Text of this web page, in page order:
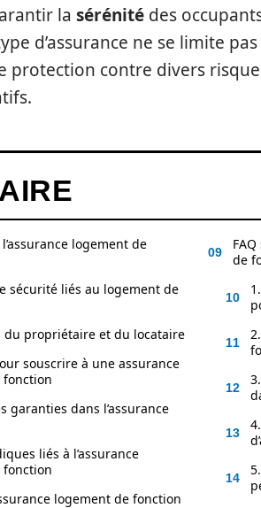
la sérénité des
d’assurance ne se limite
protection contre divers
logement de
sécurité liés au logement de
du propriétaire et du locataire
souscrire à une assurance
fonction
garanties dans l’assurance
liés à l’assurance
fonction
logement de fonction
de